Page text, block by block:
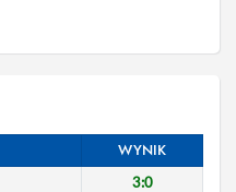
WYNIK
3:0